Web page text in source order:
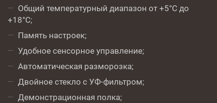
Общий температурный диапазон от +5°C до
+18°C;
Память настроек;
Удобное сенсорное управление;
Автоматическая разморозка;
Двойное стекло с УФ-фильтром;
Демонстрационная полка;